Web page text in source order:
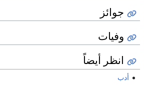
جوائز
وفيات
انظر أيضاً
أدب